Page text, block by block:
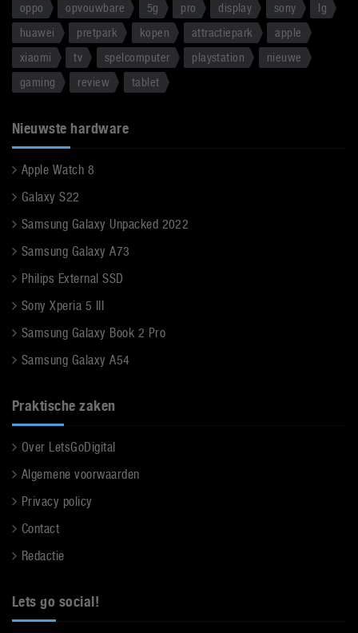
oppo
opvouwbare 5g pro display sony
lg
huawei
pretpark kopen attractiepark
apple
xiaomi
tv spelcomputer playstation
nieuwe
gaming
review tablet
Nieuwste hardware
Apple Watch 8
Galaxy S22
Samsung Galaxy Unpacked 2022
Samsung Galaxy A73
Philips External SSD
Sony Xperia 5 III
Samsung Galaxy Book 2 Pro
Samsung Galaxy A54
Praktische zaken
Over LetsGoDigital
Algemene voorwaarden
Privacy policy
Contact
Redactie
Lets go social!